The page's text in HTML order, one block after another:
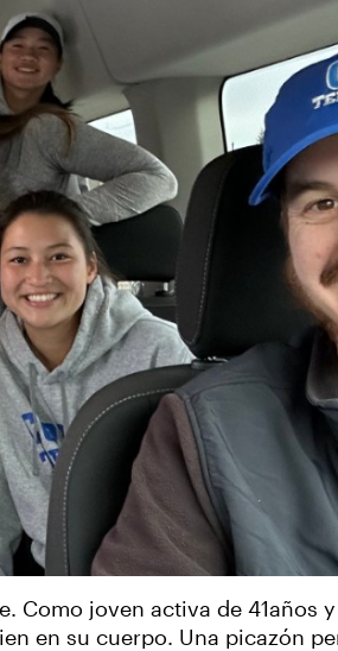
Como joven activa de 41años
en su cuerpo. Una picazón